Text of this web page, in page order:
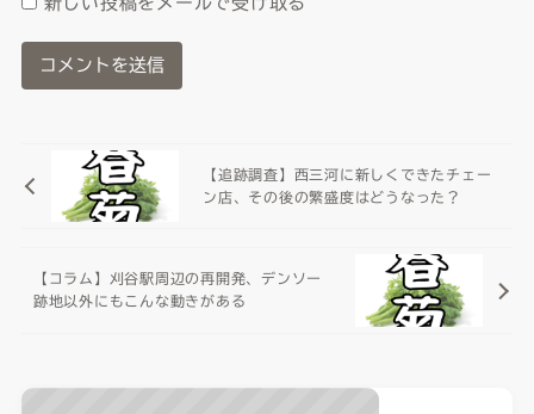
【追跡調査】西三河に新しくできたチェー
ン店、その後の繁盛度はどうなった？
【コラム】刈谷駅周辺の再開発、デンソー
跡地以外にもこんな動きがある